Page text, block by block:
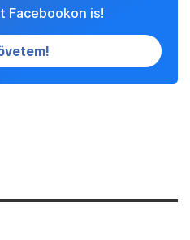
Facebookon is!